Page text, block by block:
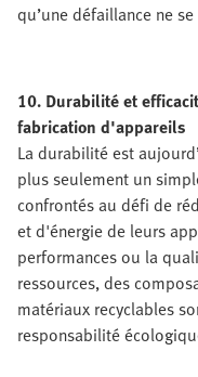
qu’une défaillance ne
10. Durabilité et
fabrication d'appareils
La durabilité est
plus seulement un
confrontés au défi de
et d'énergie de leurs
performances ou la
ressources, des
matériaux recyclables
responsabilité